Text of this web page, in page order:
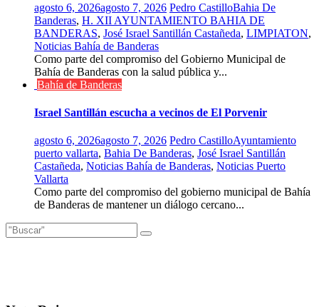
agosto 6, 2026agosto 7, 2026 Pedro CastilloBahia De
Banderas, H. XII AYUNTAMIENTO BAHIA DE
BANDERAS, José Israel Santillán Castañeda, LIMPIATON,
Noticias Bahía de Banderas
Como parte del compromiso del Gobierno Municipal de
Bahía de Banderas con la salud pública y...
Bahía de Banderas
Israel Santillán escucha a vecinos de El Porvenir
agosto 6, 2026agosto 7, 2026 Pedro CastilloAyuntamiento
puerto vallarta, Bahia De Banderas, José Israel Santillán
Castañeda, Noticias Bahía de Banderas, Noticias Puerto
Vallarta
Como parte del compromiso del gobierno municipal de Bahía
de Banderas de mantener un diálogo cercano...